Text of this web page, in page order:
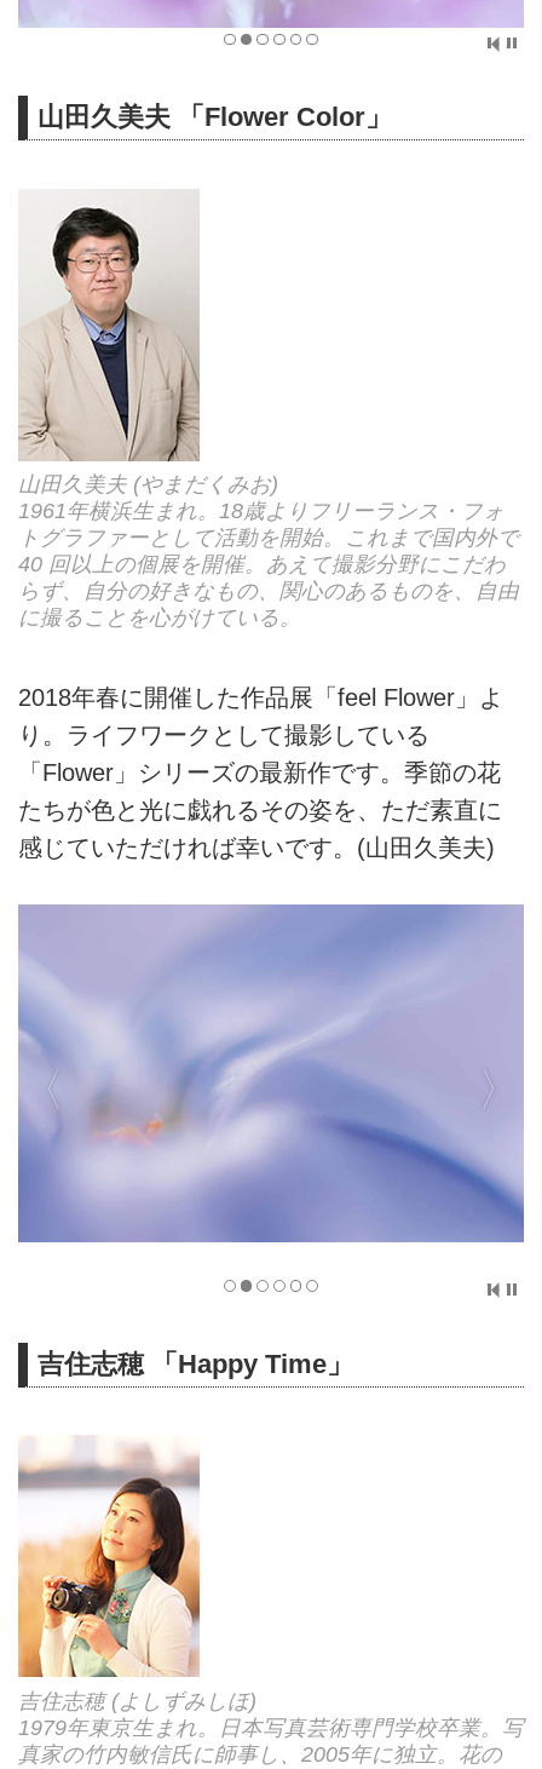
山田久美夫 「Flower Color」
山田久美夫 (やまだくみお)
1961年横浜生まれ。18歳よりフリーランス・フォ
トグラファーとして活動を開始。これまで国内外で
40 回以上の個展を開催。あえて撮影分野にこだわ
らず、自分の好きなもの、関心のあるものを、自由
に撮ることを心がけている。
2018年春に開催した作品展「feel Flower」よ
り。ライフワークとして撮影している
「Flower」シリーズの最新作です。季節の花
たちが色と光に戯れるその姿を、ただ素直に
感じていただければ幸いです。(山田久美夫)
吉住志穂 「Happy Time」
吉住志穂 (よしずみしほ)
1979年東京生まれ。日本写真芸術専門学校卒業。写
真家の竹内敏信氏に師事し、2005年に独立。花の